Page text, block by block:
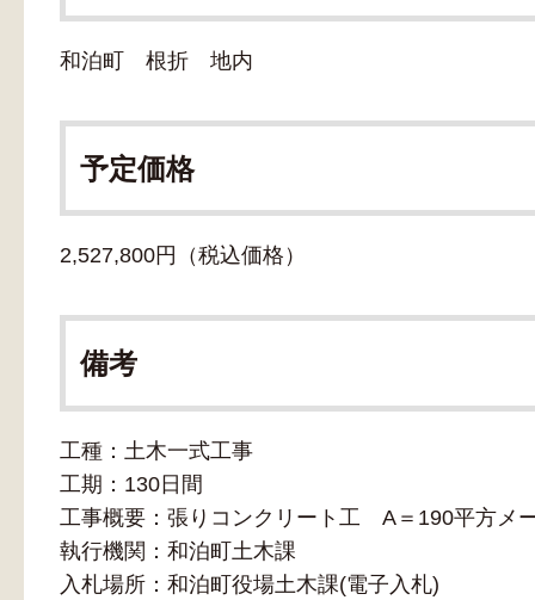
和泊町 根折 地内
予定価格
2,527,800円（税込価格）
備考
工種：土木一式工事
工期：130日間
工事概要：張りコンクリート工 A＝190平方メ
執行機関：和泊町土木課
入札場所：和泊町役場土木課(電子入札)